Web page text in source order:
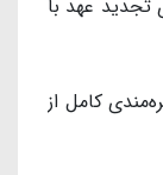
عهد با
کامل از